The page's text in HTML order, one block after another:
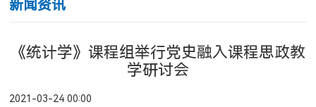
新闻资讯
《统计学》课程组举行党史融入课程思政教
学研讨会
2021-03-24 00:00